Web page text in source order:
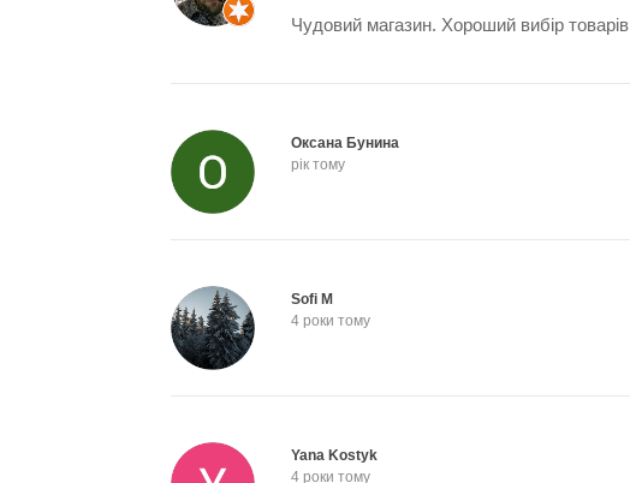
Чудовий магазин. Хороший вибір товарів
Оксана Бунина
рік тому
Sofi M
4 роки тому
Yana Kostyk
4 роки тому